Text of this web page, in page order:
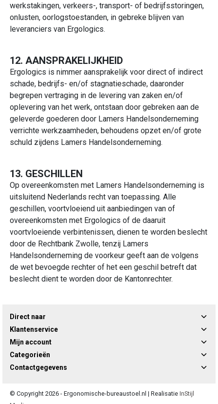
werkstakingen, verkeers-, transport- of bedrijfsstoringen,
onlusten, oorlogstoestanden, in gebreke blijven van
leveranciers van Ergologics.
12. AANSPRAKELIJKHEID
Ergologics is nimmer aansprakelijk voor direct of indirect
schade, bedrijfs- en/of stagnatieschade, daaronder
begrepen vertraging in de levering van zaken en/of
oplevering van het werk, ontstaan door gebreken aan de
geleverde goederen door Lamers Handelsonderneming
verrichte werkzaamheden, behoudens opzet en/of grote
schuld zijdens Lamers Handelsonderneming.
13. GESCHILLEN
Op overeenkomsten met Lamers Handelsonderneming is
uitsluitend Nederlands recht van toepassing. Alle
geschillen, voortvloeiend uit aanbiedingen van of
overeenkomsten met Ergologics of de daaruit
voortvloeiende verbintenissen, dienen te worden beslecht
door de Rechtbank Zwolle, tenzij Lamers
Handelsonderneming de voorkeur geeft aan de volgens
de wet bevoegde rechter of het een geschil betreft dat
beslecht dient te worden door de Kantonrechter.
Direct naar
Klantenservice
Mijn account
Categorieën
Contactgegevens
© Copyright 2026 - Ergonomische-bureaustoel.nl | Realisatie InStijl